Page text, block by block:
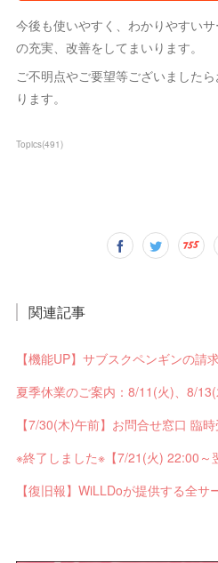
今後も使いやすく、わかりやすい
の充実、改善をしてまいります。
ご不明点やご要望等ございました
ります。
Topics(491)
関連記事